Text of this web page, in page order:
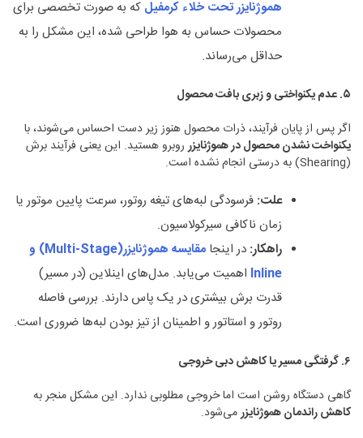
هموژنایزر تحت خلاء کرمفیل که به صورت تخصصی برای
محصولات حساس به هوا طراحی شده، این مشکل را به
حداقل می‌رساند.
۵.عدم یکنواختی و زبری بافت محصول
اگر پس از پایان فرآیند، ذرات محصول هنوز زیر دست احساس می‌شوند، با
یکنواخت نشدن محصول در هموژنایزرروبرو هستید. این یعنی فرآیند برش
(Shearing) به درستی انجام نشده است.
علت: فرسودگی لبه‌های تیغه روتور، سرعت پایین موتور یا
زمان ناکافی سیرکولاسیون.
راهکار: در اینجا مقایسه هموژنایزر(Multi-Stage)
و
Inline اهمیت می‌یابد. مدل‌های اینلاین (در مسیر)
قدرت برش بیشتری در یک پاس دارند. بررسی فاصله
روتور و استاتور و اطمینان از تیز بودن لبه‌ها ضروری است.
۶.گرفتگی مسیر یا کاهش دبی خروجی
گاهی دستگاه روشن است اما خروجی مطلوبی ندارد. این مشکل منجر به
کاهش راندمان هموژنایزرمی‌شود.